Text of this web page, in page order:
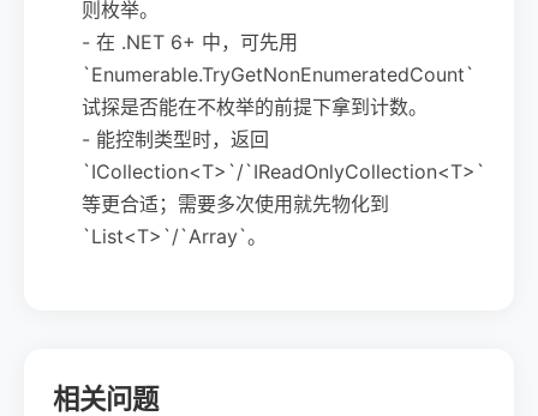
则枚举。
- 在 .NET 6+ 中，可先用
`Enumerable.TryGetNonEnumeratedCount`
试探是否能在不枚举的前提下拿到计数。
- 能控制类型时，返回
`ICollection<T>`/`IReadOnlyCollection<T>`
等更合适；需要多次使用就先物化到
`List<T>`/`Array`。
相关问题